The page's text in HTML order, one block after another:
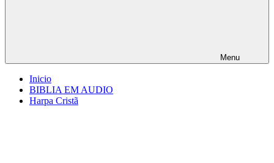
Menu
Inicio
BIBLIA EM AUDIO
Harpa Cristã